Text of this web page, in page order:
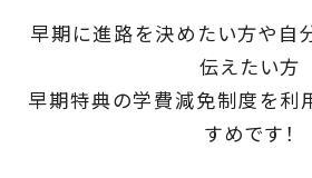
早期に進路を決めたい方や自
伝えたい方
早期特典の学費減免制度を利
すめです！